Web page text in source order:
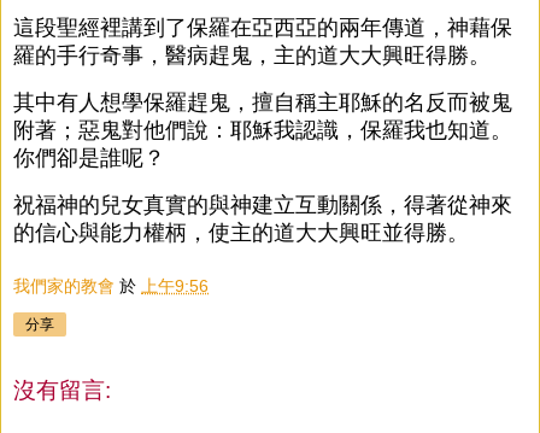
這段聖經裡講到了保羅在亞西亞的兩年傳道，神藉保
羅的手行奇事，醫病趕鬼，主的道大大興旺得勝。
其中有人想學保羅趕鬼，擅自稱主耶穌的名反而被鬼
附著；惡鬼對他們說：耶穌我認識，保羅我也知道。
你們卻是誰呢？
祝福神的兒女真實的與神建立互動關係，得著從神來
的信心與能力權柄，使主的道大大興旺並得勝。
我們家的教會 於 上午9:56
分享
沒有留言: